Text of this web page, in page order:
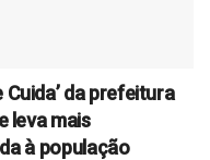
Cuida’ da prefeitura
leva mais
à população